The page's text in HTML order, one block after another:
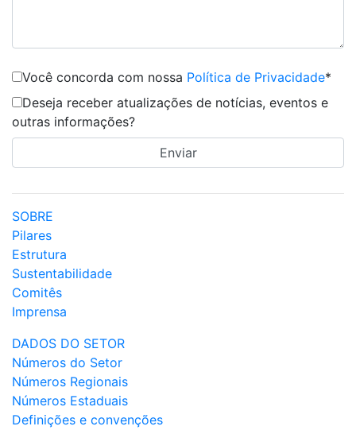
Você concorda com nossa Política de Privacidade*
Deseja receber atualizações de notícias, eventos e
outras informações?
SOBRE
Pilares
Estrutura
Sustentabilidade
Comitês
Imprensa
DADOS DO SETOR
Números do Setor
Números Regionais
Números Estaduais
Definições e convenções